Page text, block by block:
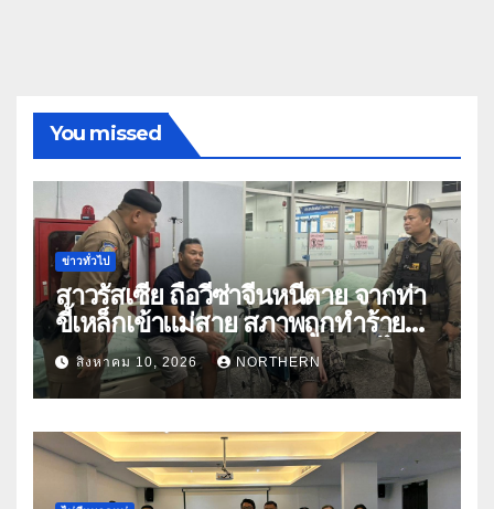
You missed
ข่าวทั่วไป
สาวรัสเซีย ถือวีซ่าจีนหนีตาย จากท่า
ขี้เหล็กเข้าแม่สาย สภาพถูกทำร้าย
ร่างกาย ร้องขอกลับประเทศหลังไป
ทำงานในจีน-เมียนมา
สิงหาคม 10, 2026 NORTHERN